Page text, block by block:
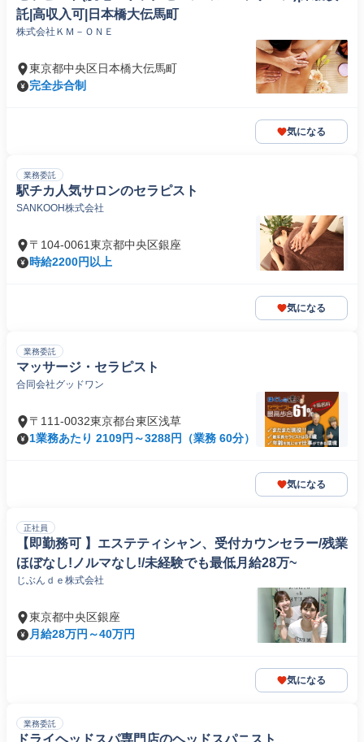
託|高収入可|日本橋大伝馬町
株式会社ＫＭ－ＯＮＥ
東京都中央区日本橋大伝馬町
完全歩合制
気になる
業務委託
駅チカ人気サロンのセラピスト
SANKOOH株式会社
〒104-0061東京都中央区銀座
時給2200円以上
気になる
業務委託
マッサージ・セラピスト
合同会社グッドワン
〒111-0032東京都台東区浅草
1業務あたり 2109円～3288円（業務 60分）
気になる
正社員
【即勤務可 】エステティシャン、受付カウンセラー/残業
ほぼなし!ノルマなし!/未経験でも最低月給28万~
じぶんｄｅ株式会社
東京都中央区銀座
月給28万円～40万円
気になる
業務委託
ドライヘッドスパ専門店のヘッドスパニスト